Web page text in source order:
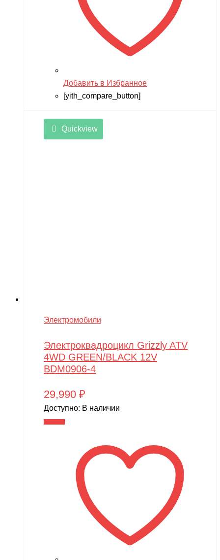
Добавить в Избранное
[yith_compare_button]
Quickview
Электромобили
Электроквадроцикл Grizzly ATV
4WD GREEN/BLACK 12V
BDM0906-4
29,990 ₽
Доступно: В наличии